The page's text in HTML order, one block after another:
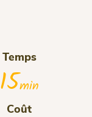
Temps
15min
Coût